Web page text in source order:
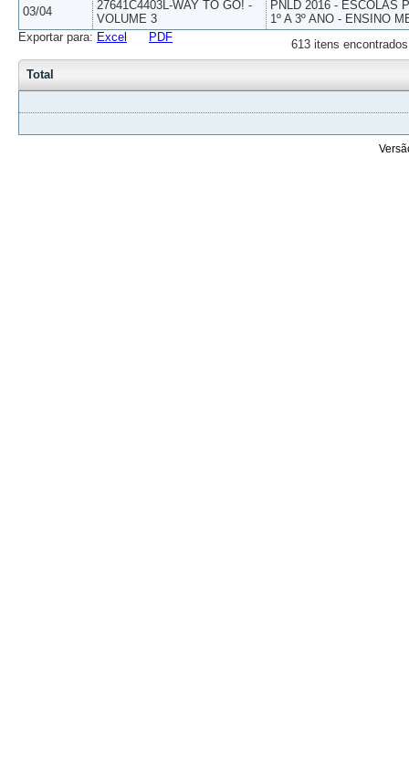
03/04
27641C4403L-WAY TO GO! -
VOLUME 3
PNLD 2016 - ESCOLAS
1º A 3º ANO - ENSINO
613 itens
Exportar para: Excel PDF
Total